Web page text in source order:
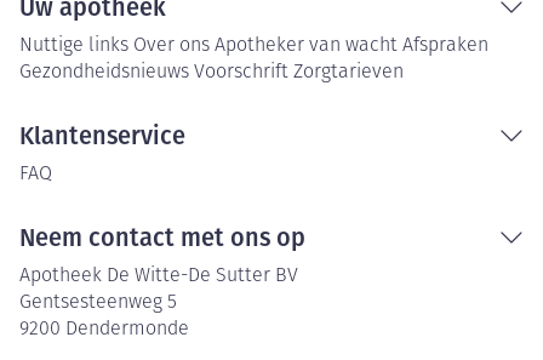
Uw apotheek
Nuttige links Over ons Apotheker van wacht Afspraken
Gezondheidsnieuws Voorschrift Zorgtarieven
Klantenservice
FAQ
Neem contact met ons op
Apotheek De Witte-De Sutter BV
Gentsesteenweg 5
9200 Dendermonde